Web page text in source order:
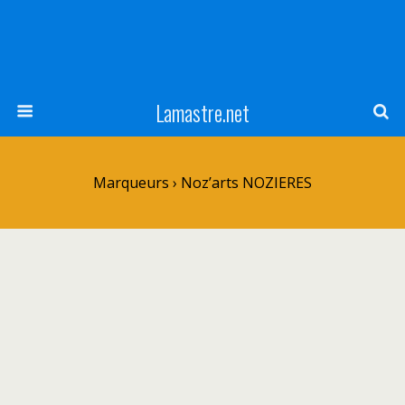
Lamastre.net
Marqueurs › Noz’arts NOZIERES